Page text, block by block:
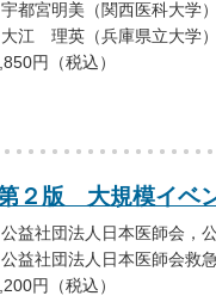
都宮明美（関西医科大学）
江 理英（兵庫県立大学）
円（税込）
２版 大規模イベ
益社団法人日本医師会，
益社団法人日本医師会救
円（税込）